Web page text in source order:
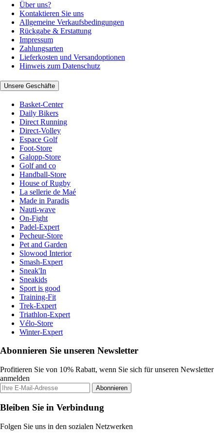
Über uns?
Kontaktieren Sie uns
Allgemeine Verkaufsbedingungen
Rückgabe & Erstattung
Impressum
Zahlungsarten
Lieferkosten und Versandoptionen
Hinweis zum Datenschutz
Unsere Geschäfte
Basket-Center
Daily Bikers
Direct Running
Direct-Volley
Espace Golf
Foot-Store
Galopp-Store
Golf and co
Handball-Store
House of Rugby
La sellerie de Maé
Made in Paradis
Nauti-wave
On-Fight
Padel-Expert
Pecheur-Store
Pet and Garden
Slowood Interior
Smash-Expert
Sneak'In
Sneakids
Sport is good
Training-Fit
Trek-Expert
Triathlon-Expert
Vélo-Store
Winter-Expert
Abonnieren Sie unseren Newsletter
Profitieren Sie von 10% Rabatt, wenn Sie sich für unseren Newsletter
anmelden
Abonnieren
Bleiben Sie in Verbindung
Folgen Sie uns in den sozialen Netzwerken